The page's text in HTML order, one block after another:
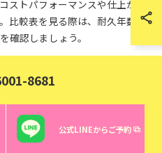
ストパフォーマンスや仕上がり
比較表を見る際は、耐久年数・
確認しましょう。
グの違い
。これにより、ポリマー系やシ
や光沢、耐久性が大きく向上し
8681
公式LINEからご予約